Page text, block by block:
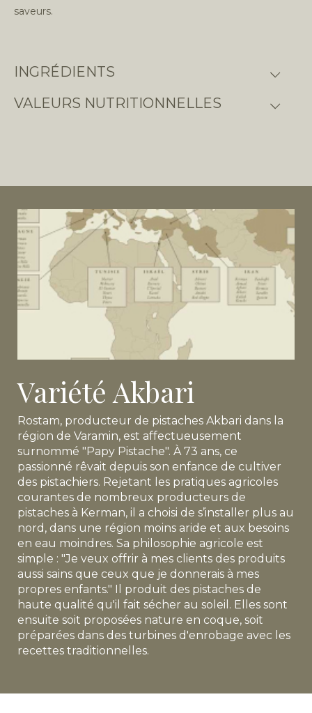
saveurs.
INGRÉDIENTS
VALEURS NUTRITIONNELLES
Variété Akbari
Rostam, producteur de pistaches Akbari dans la
région de Varamin, est affectueusement
surnommé "Papy Pistache". À 73 ans, ce
passionné rêvait depuis son enfance de cultiver
des pistachiers. Rejetant les pratiques agricoles
courantes de nombreux producteurs de
pistaches à Kerman, il a choisi de s’installer plus au
nord, dans une région moins aride et aux besoins
en eau moindres. Sa philosophie agricole est
simple : "Je veux offrir à mes clients des produits
aussi sains que ceux que je donnerais à mes
propres enfants." Il produit des pistaches de
haute qualité qu'il fait sécher au soleil. Elles sont
ensuite soit proposées nature en coque, soit
préparées dans des turbines d'enrobage avec les
recettes traditionnelles.